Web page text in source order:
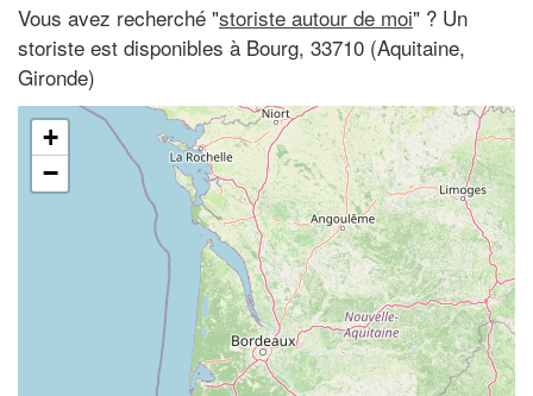
Vous avez recherché "storiste autour de moi" ? Un
storiste est disponibles à Bourg, 33710 (Aquitaine,
Gironde)
+
−